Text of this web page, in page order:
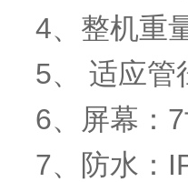
4、整机重
5、 适应管
6、屏幕：
7、防水：